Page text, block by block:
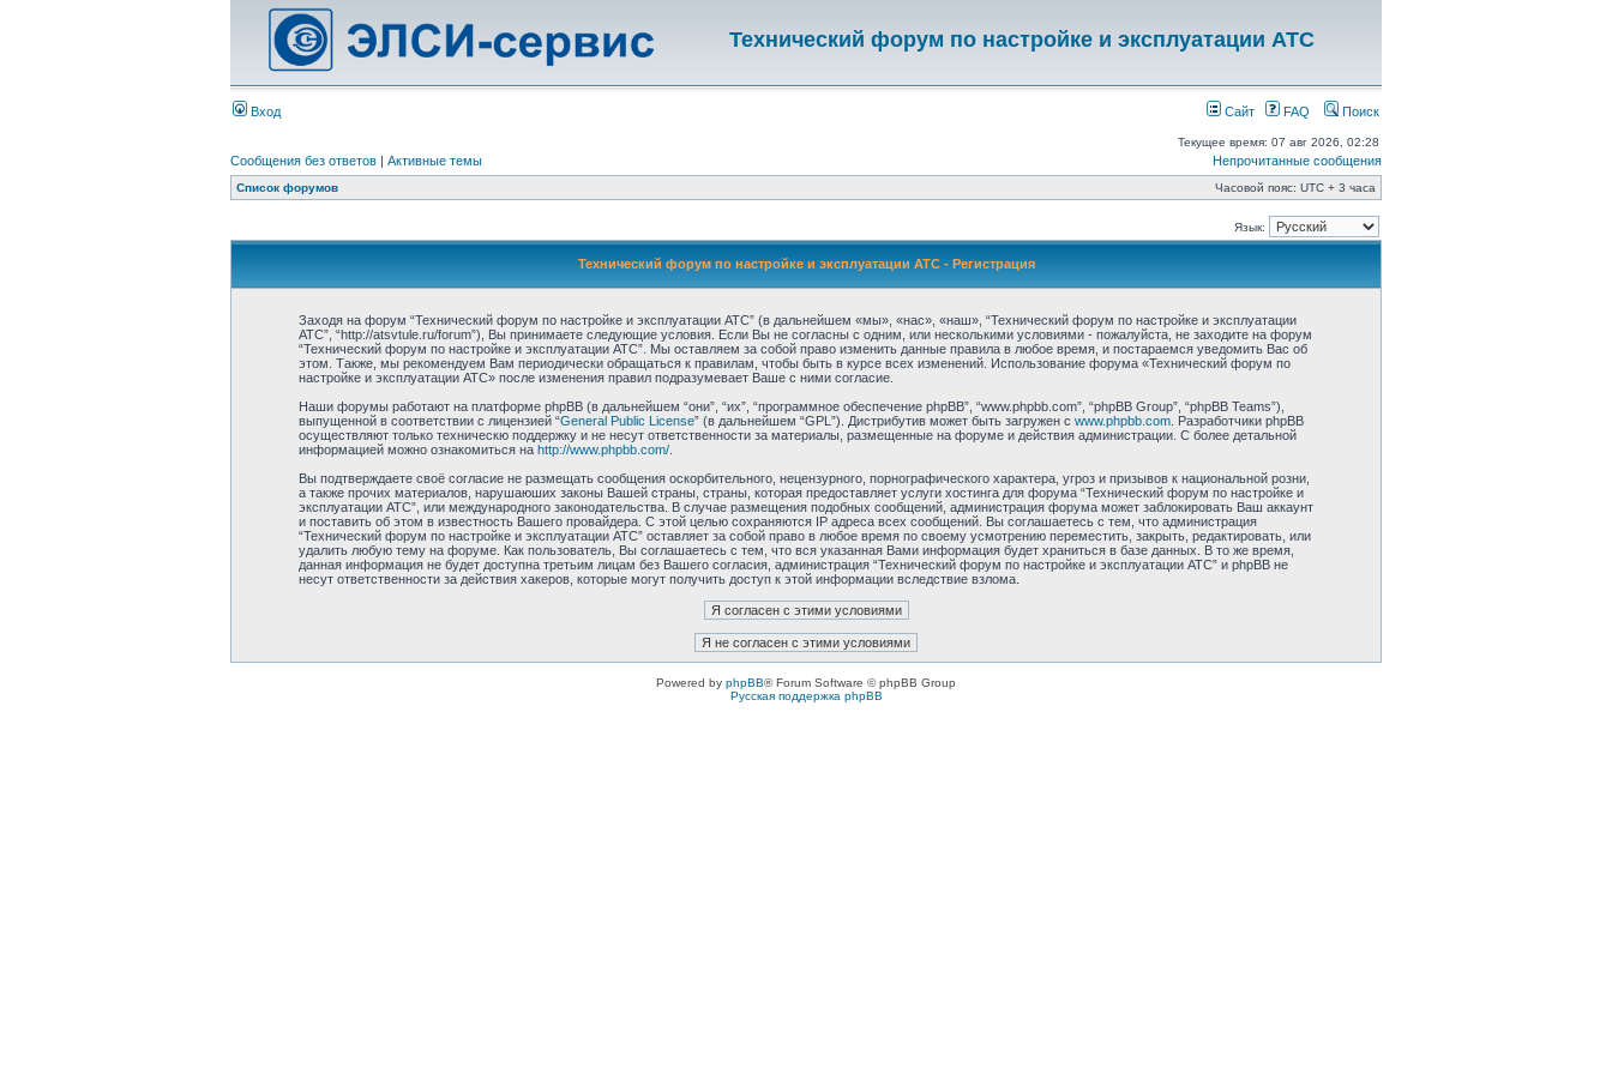
Технический форум по настройке и эксплуатации АТС
Вход Сайт FAQ Поиск
Текущее время: 07 авг 2026, 02:28
Сообщения без ответов | Активные темы Непрочитанные сообщения
Список форумов Часовой пояс: UTC + 3 часа
Язык:
Технический форум по настройке и эксплуатации АТС - Регистрация
Заходя на форум “Технический форум по настройке и эксплуатации АТС” (в дальнейшем «мы», «нас», «наш», “Технический форум по настройке и эксплуатации
АТС”, “http://atsvtule.ru/forum”), Вы принимаете следующие условия. Если Вы не согласны с одним, или несколькими условиями - пожалуйста, не заходите на форум
“Технический форум по настройке и эксплуатации АТС”. Мы оставляем за собой право изменить данные правила в любое время, и постараемся уведомить Вас об
этом. Также, мы рекомендуем Вам периодически обращаться к правилам, чтобы быть в курсе всех изменений. Использование форума «Технический форум по
настройке и эксплуатации АТС» после изменения правил подразумевает Ваше с ними согласие.
Наши форумы работают на платформе phpBB (в дальнейшем “они”, “их”, “программное обеспечение phpBB”, “www.phpbb.com”, “phpBB Group”, “phpBB Teams”),
выпущенной в соответствии с лицензией “General Public License” (в дальнейшем “GPL”). Дистрибутив может быть загружен с www.phpbb.com. Разработчики phpBB
осуществляют только техническю поддержку и не несут ответственности за материалы, размещенные на форуме и действия администрации. С более детальной
информацией можно ознакомиться на http://www.phpbb.com/.
Вы подтверждаете своё согласие не размещать сообщения оскорбительного, нецензурного, порнографического характера, угроз и призывов к национальной розни,
а также прочих материалов, нарушаюших законы Вашей страны, страны, которая предоставляет услуги хостинга для форума “Технический форум по настройке и
эксплуатации АТС”, или международного законодательства. В случае размещения подобных сообщений, администрация форума может заблокировать Ваш аккаунт
и поставить об этом в известность Вашего провайдера. С этой целью сохраняются IP адреса всех сообщений. Вы соглашаетесь с тем, что администрация
“Технический форум по настройке и эксплуатации АТС” оставляет за собой право в любое время по своему усмотрению переместить, закрыть, редактировать, или
удалить любую тему на форуме. Как пользователь, Вы соглашаетесь с тем, что вся указанная Вами информация будет храниться в базе данных. В то же время,
данная информация не будет доступна третьим лицам без Вашего согласия, администрация “Технический форум по настройке и эксплуатации АТС” и phpBB не
несут ответственности за действия хакеров, которые могут получить доступ к этой информации вследствие взлома.
Powered by phpBB® Forum Software © phpBB Group
Русская поддержка phpBB